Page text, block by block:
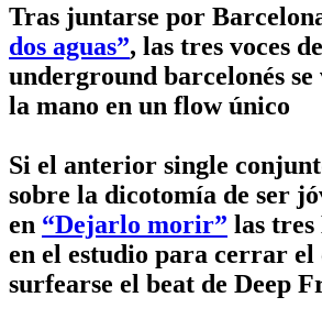
Tras juntarse por
dos aguas”, las tres voces
underground barcelonés
la mano en un flow único
Si el anterior single
sobre la dicotomía de ser
en “Dejarlo morir” las tres
en el estudio para cerrar
surfearse el beat de Deep